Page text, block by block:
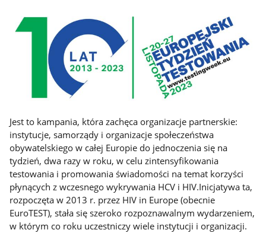
Jest to kampania, która zachęca organizacje partnerskie:
instytucje, samorządy i organizacje społeczeństwa
obywatelskiego w całej Europie do jednoczenia się na
tydzień, dwa razy w roku, w celu zintensyfikowania
testowania i promowania świadomości na temat korzyści
płynących z wczesnego wykrywania HCV i HIV.Inicjatywa ta,
rozpoczęta w 2013 r. przez HIV in Europe (obecnie
EuroTEST), stała się szeroko rozpoznawalnym wydarzeniem,
w którym co roku uczestniczy wiele instytucji i organizacji.